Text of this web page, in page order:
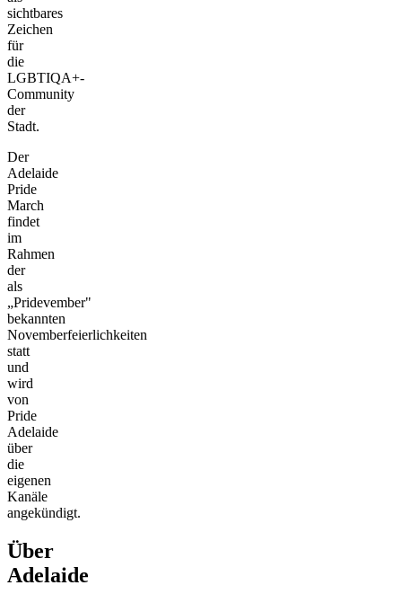
sichtbares
Zeichen
für
die
LGBTIQA+-
Community
der
Stadt.
Der
Adelaide
Pride
March
findet
im
Rahmen
der
als
„Pridevember"
bekannten
Novemberfeierlichkeiten
statt
und
wird
von
Pride
Adelaide
über
die
eigenen
Kanäle
angekündigt.
Über
Adelaide